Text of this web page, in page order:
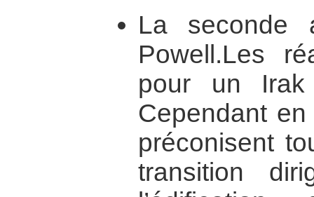
La seconde
Powell.Les
pour un Irak
Cependant en
préconisent
transition